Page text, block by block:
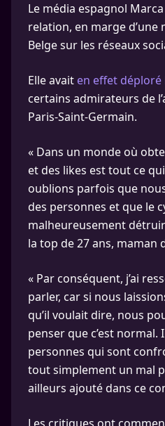
Le média espagnol
relation, en marge d’une
Belge sur les réseaux
Elle avait en effet déploré
certains admirateurs de
Paris-Saint-Germain.
« Dans un monde où
et des likes est tout ce
oublions parfois que
des personnes et que le
malheureusement
la top de 27 ans, maman
« Par conséquent, j’ai
parler, car si nous
qu’il voulait dire, nous
penser que c’est normal.
personnes qui sont
tout simplement un mal
ailleurs ajouté dans ce